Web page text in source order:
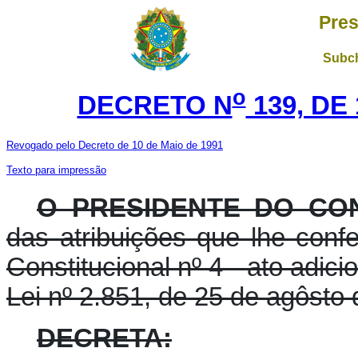
DECRETO No139, DE
Revogado pelo Decreto de 10 de Maio de 1991
Texto para impressão
O PRESIDENTE DO
das atribuições que lhe
Constitucional nº 4 - ato
Lei nº 2.851, de 25 de agôsto
DECRETA: